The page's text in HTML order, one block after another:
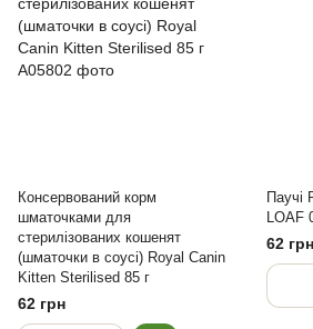
Консервований корм
шматочками для
стерилізованих кошенят
(шматочки в соусі) Royal Canin
Kitten Sterilised 85 г
62 грн
Паучі
LOAF
62 грн